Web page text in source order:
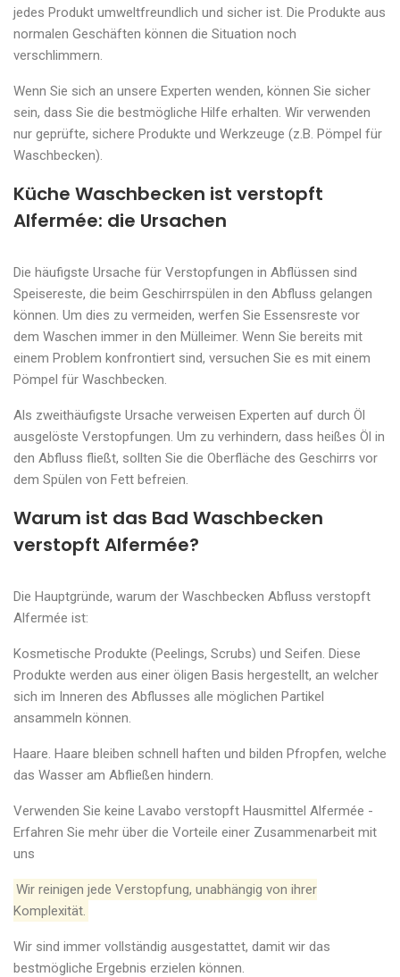
jedes Produkt umweltfreundlich und sicher ist. Die Produkte aus
normalen Geschäften können die Situation noch
verschlimmern.
Wenn Sie sich an unsere Experten wenden, können Sie sicher
sein, dass Sie die bestmögliche Hilfe erhalten. Wir verwenden
nur geprüfte, sichere Produkte und Werkzeuge (z.B. Pömpel für
Waschbecken).
Küche Waschbecken ist verstopft
Alfermée: die Ursachen
Die häufigste Ursache für Verstopfungen in Abflüssen sind
Speisereste, die beim Geschirrspülen in den Abfluss gelangen
können. Um dies zu vermeiden, werfen Sie Essensreste vor
dem Waschen immer in den Mülleimer. Wenn Sie bereits mit
einem Problem konfrontiert sind, versuchen Sie es mit einem
Pömpel für Waschbecken.
Als zweithäufigste Ursache verweisen Experten auf durch Öl
ausgelöste Verstopfungen. Um zu verhindern, dass heißes Öl in
den Abfluss fließt, sollten Sie die Oberfläche des Geschirrs vor
dem Spülen von Fett befreien.
Warum ist das Bad Waschbecken
verstopft Alfermée?
Die Hauptgründe, warum der Waschbecken Abfluss verstopft
Alfermée ist:
Kosmetische Produkte (Peelings, Scrubs) und Seifen. Diese
Produkte werden aus einer öligen Basis hergestellt, an welcher
sich im Inneren des Abflusses alle möglichen Partikel
ansammeln können.
Haare. Haare bleiben schnell haften und bilden Pfropfen, welche
das Wasser am Abfließen hindern.
Verwenden Sie keine Lavabo verstopft Hausmittel Alfermée -
Erfahren Sie mehr über die Vorteile einer Zusammenarbeit mit
uns
Wir reinigen jede Verstopfung, unabhängig von ihrer
Komplexität.
Wir sind immer vollständig ausgestattet, damit wir das
bestmögliche Ergebnis erzielen können.